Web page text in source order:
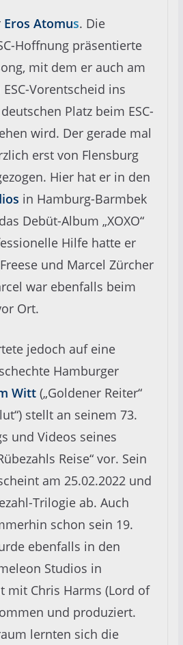
Eros Atomus. Die
Hoffnung präsentierte
mit dem er auch am
Vorentscheid ins
Platz beim ESC-
wird. Der gerade mal
erst von Flensburg
Hier hat er in den
in Hamburg-Barmbek
Debüt-Album „XOXO“
Hilfe hatte er
und Marcel Zürcher
war ebenfalls beim
Ort.
jedoch auf eine
Hamburger
Witt („Goldener Reiter“
stellt an seinem 73.
und Videos seines
Reise“ vor. Sein
am 25.02.2022 und
Trilogie ab. Auch
schon sein 19.
ebenfalls in den
Studios in
mit Chris Harms (Lord of
und produziert.
lernten sich die